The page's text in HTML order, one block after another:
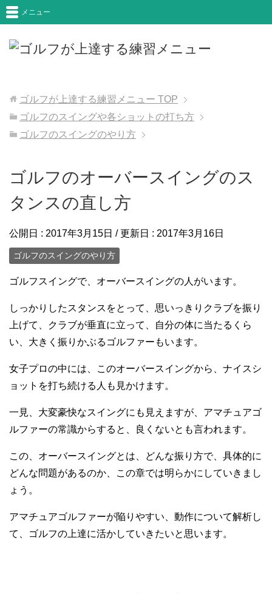
メニュー
ゴルフが上達する練習メニュー TOP
ゴルフのスイングや各ショットの打ち方
ゴルフのスイングのやり方
ゴルフのオーバースイングのス
タンスの直し方
公開日 : 2017年3月15日 / 更新日 : 2017年3月16日
ゴルフのスイングのやり方
ゴルフスイングで、オーバースイングの人がいます。
しっかりしたスタンスをとって、思いっきりクラブを振り
上げて、クラブが垂直に立って、自分の体に当たるくら
い、大きく振りかぶるゴルファーもいます。
女子プロの中には、このオーバースイングから、ナイスシ
ョットを打ち続ける人も見かけます。
一見、大変豪快なスイングにも見えますが、アマチュアゴ
ルファーの常識からすると、良くないとも言われます。
この、オーバースイングとは、どんな振り方で、具体的に
どんな問題があるのか、この章では明らかにしていきまし
ょう。
アマチュアゴルファーが陥りやすい、動作について解析し
て、ゴルフの上達に活かしていきたいと思います。